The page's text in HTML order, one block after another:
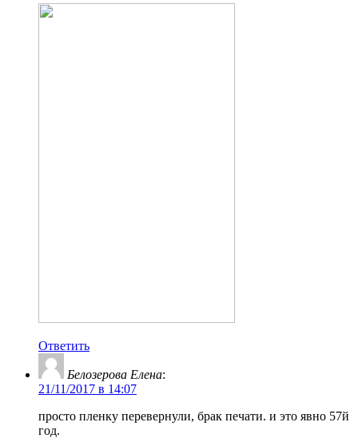
Ответить
Белозерова Елена:
21/11/2017 в 14:07
просто пленку перевернули, брак печати. и это явно 57й
год.